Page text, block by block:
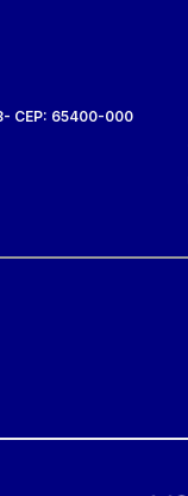
- CEP: 65400-000